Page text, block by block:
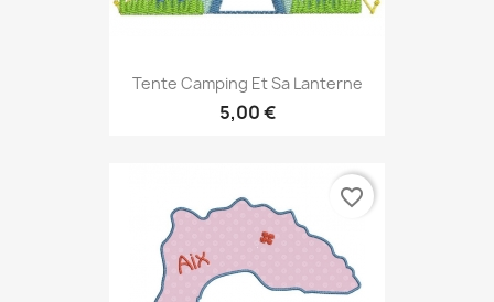
Tente Camping Et Sa Lanterne
5,00 €
favorite_border